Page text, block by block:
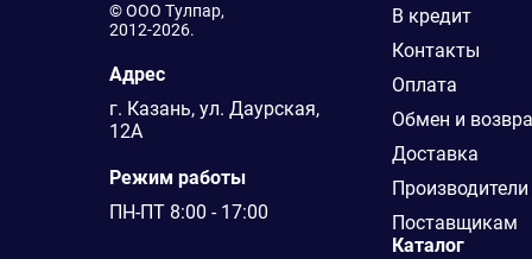
© ООО Тулпар,
2012-2026.
Адрес
г. Казань, ул. Даурская,
12А
Режим работы
ПН-ПТ 8:00 - 17:00
В кредит
Контакты
Оплата
Обмен и
Доставка
Производители
Поставщикам
Каталог